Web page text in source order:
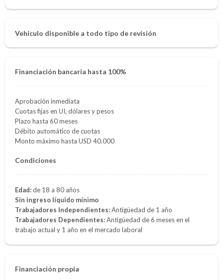
Vehículo disponible a todo tipo de revisión
Financiación bancaria hasta 100%
Aprobación inmediata
Cuotas fijas en UI, dólares y pesos
Plazo hasta 60 meses
Débito automático de cuotas
Monto máximo hasta USD 40.000
Condiciones
Edad:de 18 a 80 años
Sin ingreso líquido mínimo
Trabajadores Independientes:Antigüedad de 1 año
Trabajadores Dependientes:Antigüedad de 6 meses en el
trabajo actual y 1 año en el mercado laboral
Financiación propia